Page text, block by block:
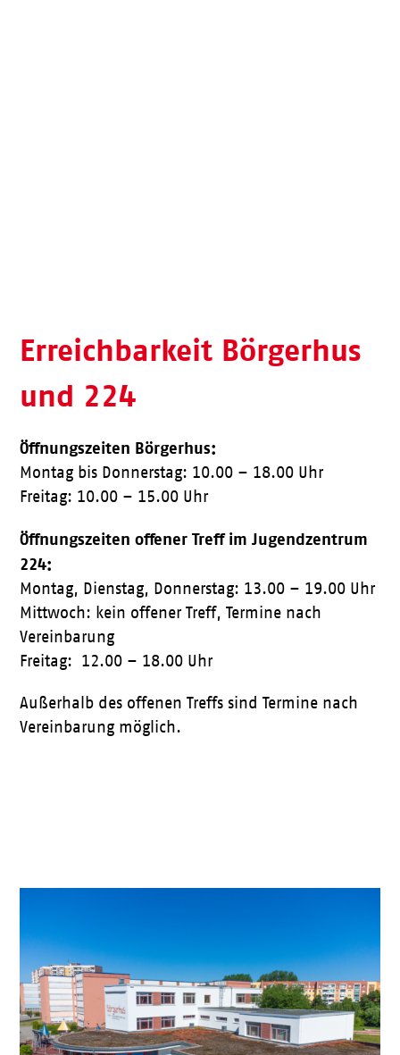
Erreichbarkeit Börgerhus
und 224
Öffnungszeiten Börgerhus:
Montag bis Donnerstag: 10.00 – 18.00 Uhr
Freitag: 10.00 – 15.00 Uhr
Öffnungszeiten offener Treff im Jugendzentrum
224:
Montag, Dienstag, Donnerstag: 13.00 – 19.00 Uhr
Mittwoch: kein offener Treff, Termine nach
Vereinbarung
Freitag: 12.00 – 18.00 Uhr
Außerhalb des offenen Treffs sind Termine nach
Vereinbarung möglich.